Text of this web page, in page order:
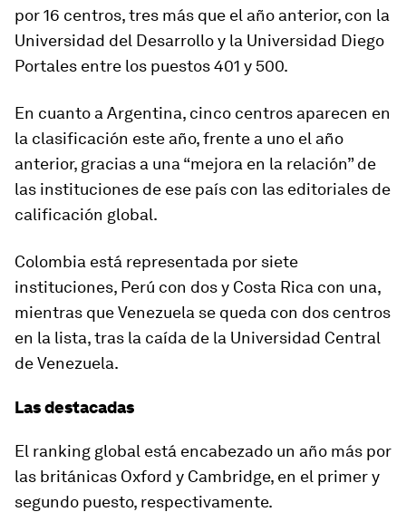
por 16 centros, tres más que el año anterior, con la
Universidad del Desarrollo y la Universidad Diego
Portales entre los puestos 401 y 500.
En cuanto a Argentina, cinco centros aparecen en
la clasificación este año, frente a uno el año
anterior, gracias a una “mejora en la relación” de
las instituciones de ese país con las editoriales de
calificación global.
Colombia está representada por siete
instituciones, Perú con dos y Costa Rica con una,
mientras que Venezuela se queda con dos centros
en la lista, tras la caída de la Universidad Central
de Venezuela.
Las destacadas
El ranking global está encabezado un año más por
las británicas Oxford y Cambridge, en el primer y
segundo puesto, respectivamente.